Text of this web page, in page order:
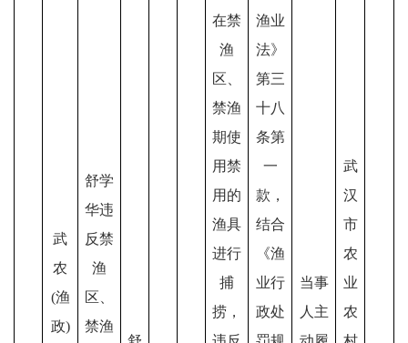
武
农
(渔
政)
舒学
华违
反禁
渔
区、
禁渔
在禁
渔
区、
禁渔
期使
用禁
用的
渔具
进行
捕
捞，
渔业
法》
第三
十八
条第
一
款，
结合
《渔
业行
政处
当事
人主
武
汉
市
农
业
农